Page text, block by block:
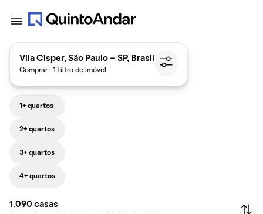
Vila Cisper, São Paulo - SP, Brasil
Comprar · 1 filtro de imóvel
1+ quartos
2+ quartos
3+ quartos
4+ quartos
1.090 casas